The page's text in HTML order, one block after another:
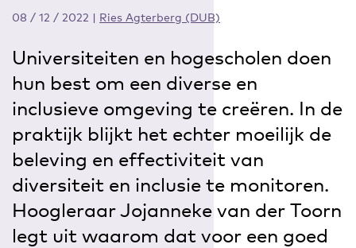
08 / 12 / 2022 | Ries Agterberg (DUB)
Universiteiten en hogescholen doen
hun best om een diverse en
inclusieve omgeving te creëren. In de
praktijk blijkt het echter moeilijk de
beleving en effectiviteit van
diversiteit en inclusie te monitoren.
Hoogleraar Jojanneke van der Toorn
legt uit waarom dat voor een goed